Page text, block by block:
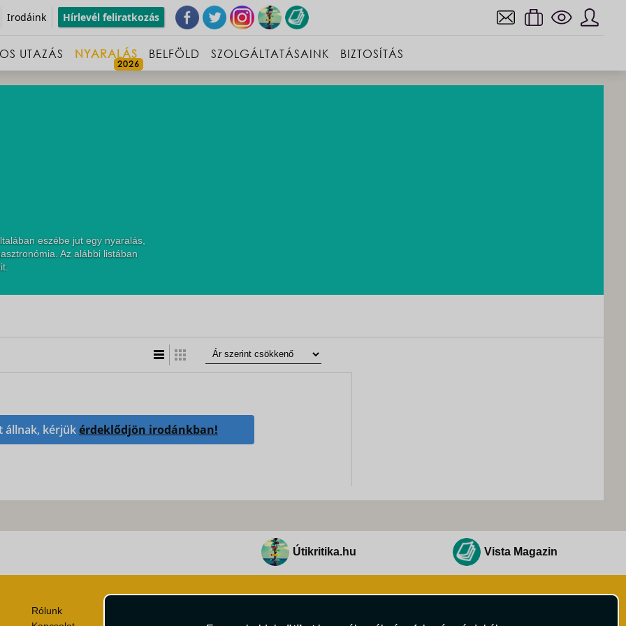
Irodáink Hírlevél feliratkozás
UTAZÁS NYARALÁS BELFÖLD SZOLGÁLTATÁSAINK BIZTOSÍTÁS
eszébe jut egy nyaralás,
Az alábbi listában
állnak, kérjükérdeklődjön irodánkban!
Útikritika.hu Vista Magazin
Rólunk